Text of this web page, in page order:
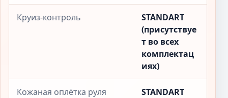
Круиз-контроль
STANDART
(присутствуе
т во всех
комплектац
иях)
Кожаная оплётка руля
STANDART